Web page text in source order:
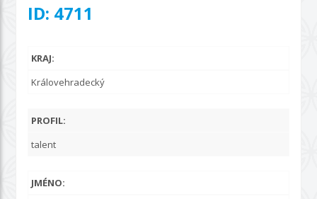
ID: 4711
KRAJ:
Královehradecký
PROFIL:
talent
JMÉNO: